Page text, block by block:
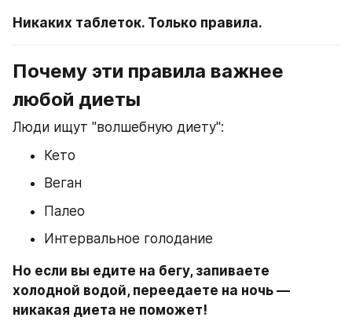
Никаких таблеток. Только правила.
Почему эти правила важнее
любой диеты
Люди ищут "волшебную диету":
Кето
Веган
Палео
Интервальное голодание
Но если вы едите на бегу, запиваете
холодной водой, переедаете на ночь —
никакая диета не поможет!